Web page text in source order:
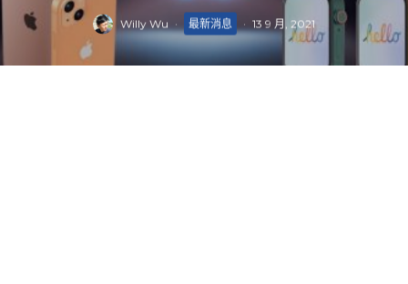
Willy Wu · 最新消息 · 13 9 月, 2021